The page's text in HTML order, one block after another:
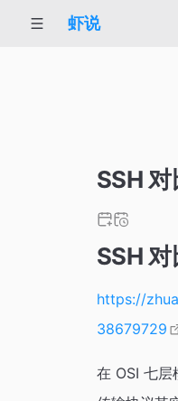
虾说
SSH
SSH
https://
38679729
在 OSI 七层